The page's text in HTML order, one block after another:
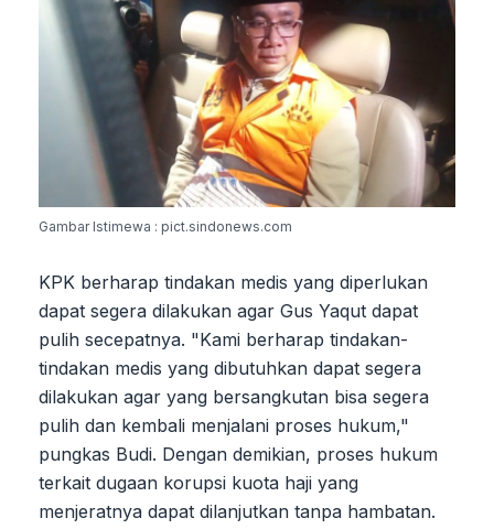
Gambar Istimewa : pict.sindonews.com
KPK berharap tindakan medis yang diperlukan
dapat segera dilakukan agar Gus Yaqut dapat
pulih secepatnya. "Kami berharap tindakan-
tindakan medis yang dibutuhkan dapat segera
dilakukan agar yang bersangkutan bisa segera
pulih dan kembali menjalani proses hukum,"
pungkas Budi. Dengan demikian, proses hukum
terkait dugaan korupsi kuota haji yang
menjeratnya dapat dilanjutkan tanpa hambatan.